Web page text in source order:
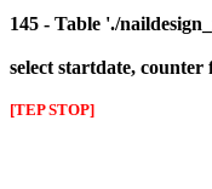
145 - Table './
select startdate,
[TEP STOP]